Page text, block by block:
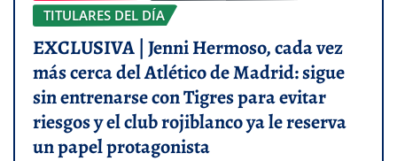
TITULARES DEL DÍA
EXCLUSIVA | Jenni Hermoso, cada vez
más cerca del Atlético de Madrid: sigue
sin entrenarse con Tigres para evitar
riesgos y el club rojiblanco ya le reserva
un papel protagonista